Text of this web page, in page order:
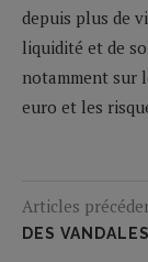
depuis plus de
liquidité et de
notamment sur
euro et les
Articles
DES